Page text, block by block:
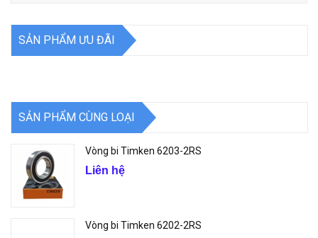
SẢN PHẨM ƯU ĐÃI
SẢN PHẨM CÙNG LOẠI
Vòng bi Timken 6203-2RS
Liên hệ
Vòng bi Timken 6202-2RS